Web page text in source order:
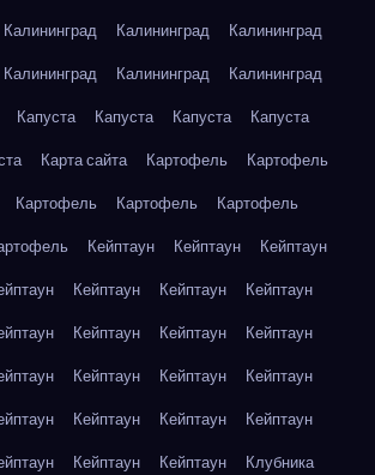
Калининград Калининград
Калининград
Калининград Калининград
Калининград
Капуста Капуста Капуста
Капуста
Карта сайта Картофель
Картофель
Картофель Картофель
Картофель
Кейптаун Кейптаун
Кейптаун
Кейптаун Кейптаун
Кейптаун
Кейптаун Кейптаун
Кейптаун
Кейптаун Кейптаун
Кейптаун
Кейптаун Кейптаун
Кейптаун
Кейптаун Кейптаун
Клубника